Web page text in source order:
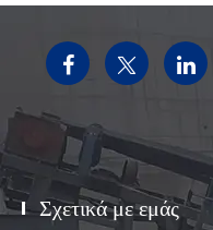
Σχετικά με εμάς